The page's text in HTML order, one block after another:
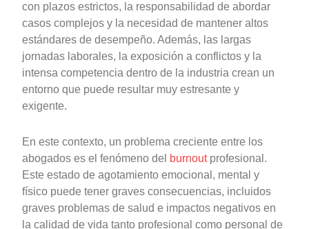
con plazos estrictos, la responsabilidad de abordar
casos complejos y la necesidad de mantener altos
estándares de desempeño. Además, las largas
jornadas laborales, la exposición a conflictos y la
intensa competencia dentro de la industria crean un
entorno que puede resultar muy estresante y
exigente.
En este contexto, un problema creciente entre los
abogados es el fenómeno del burnoutprofesional.
Este estado de agotamiento emocional, mental y
físico puede tener graves consecuencias, incluidos
graves problemas de salud e impactos negativos en
la calidad de vida tanto profesional como personal de